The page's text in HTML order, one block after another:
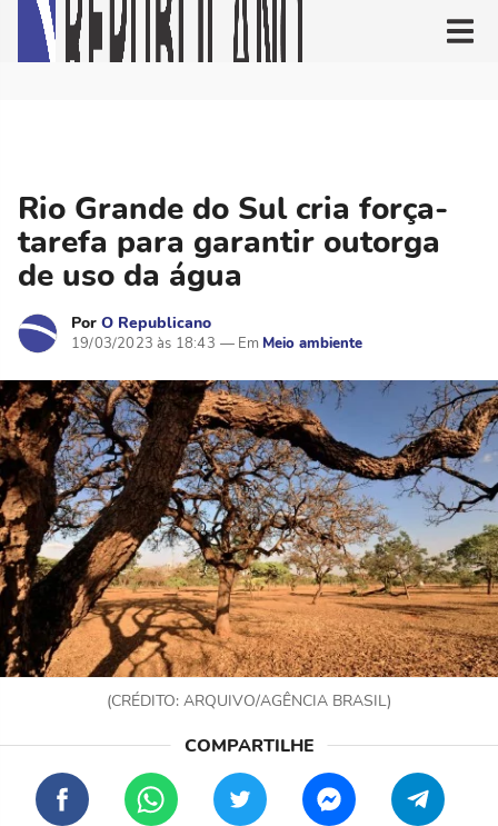
Rio Grande do Sul cria força-
tarefa para garantir outorga
de uso da água
Por O Republicano
19/03/2023 às 18:43 Meio ambiente
(CRÉDITO: ARQUIVO/AGÊNCIA BRASIL)